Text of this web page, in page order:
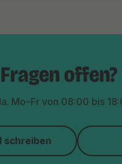
offen?
Mo–Fr von 08:00 bis
schreiben